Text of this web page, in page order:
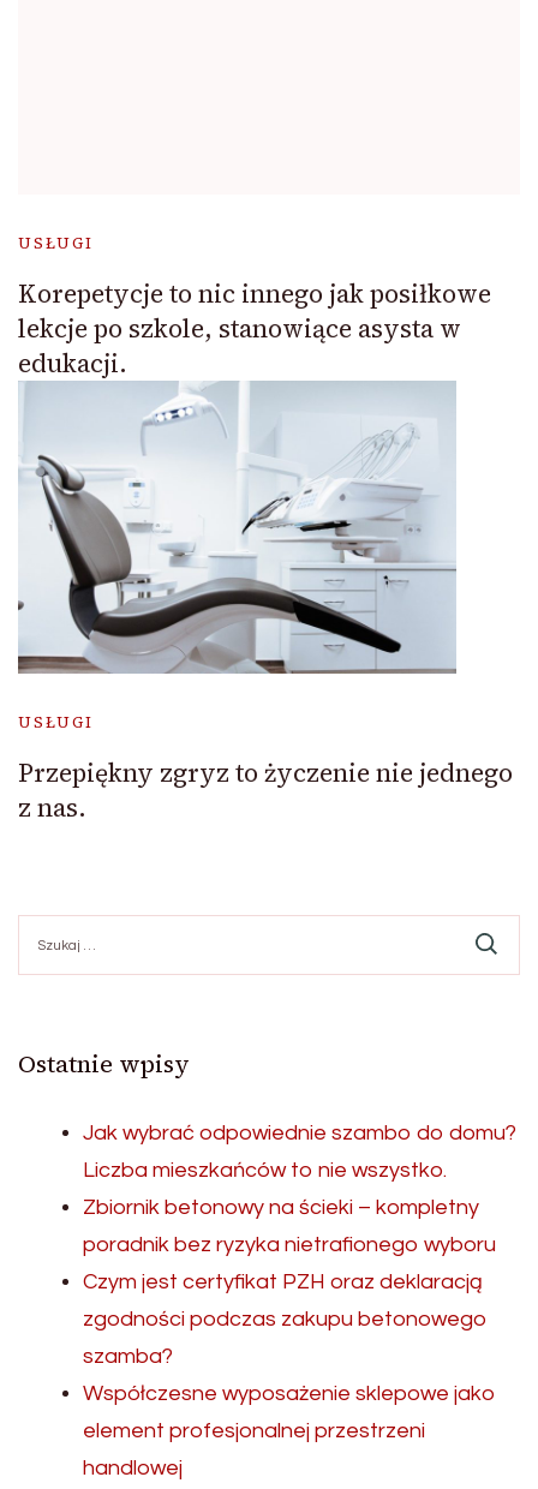
USŁUGI
Korepetycje to nic innego jak posiłkowe
lekcje po szkole, stanowiące asysta w
edukacji.
USŁUGI
Przepiękny zgryz to życzenie nie jednego
z nas.
Ostatnie wpisy
Jak wybrać odpowiednie szambo do domu?
Liczba mieszkańców to nie wszystko.
Zbiornik betonowy na ścieki – kompletny
poradnik bez ryzyka nietrafionego wyboru
Czym jest certyfikat PZH oraz deklaracją
zgodności podczas zakupu betonowego
szamba?
Współczesne wyposażenie sklepowe jako
element profesjonalnej przestrzeni
handlowej